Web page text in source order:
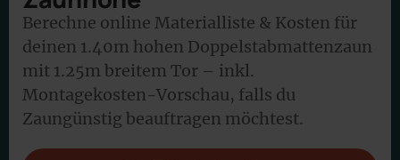
Berechne online Materialliste & Kosten für
deinen 1.40m hohen Doppelstabmattenzaun
mit 1.25m breitem Tor – inkl.
Montagekosten-Vorschau, falls du
Zaungünstig beauftragen möchtest.